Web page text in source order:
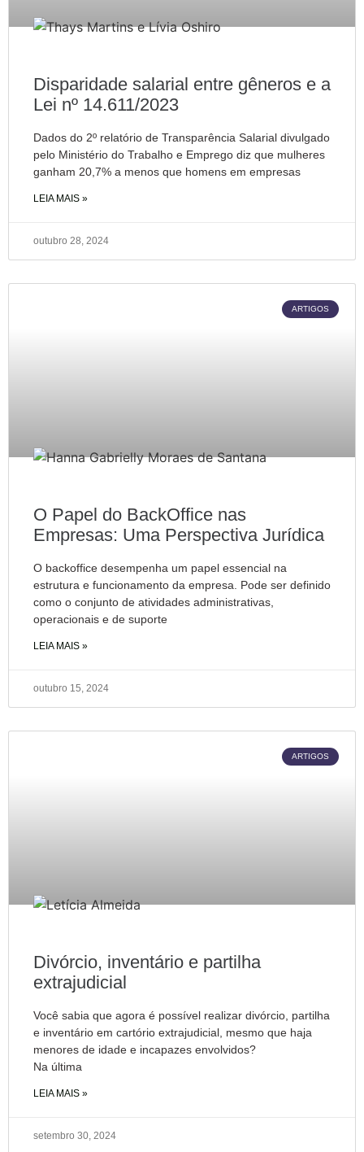
Disparidade salarial entre gêneros e a
Lei nº 14.611/2023
Dados do 2º relatório de Transparência Salarial divulgado
pelo Ministério do Trabalho e Emprego diz que mulheres
ganham 20,7% a menos que homens em empresas
LEIA MAIS »
outubro 28, 2024
ARTIGOS
O Papel do BackOffice nas
Empresas: Uma Perspectiva Jurídica
O backoffice desempenha um papel essencial na
estrutura e funcionamento da empresa. Pode ser definido
como o conjunto de atividades administrativas,
operacionais e de suporte
LEIA MAIS »
outubro 15, 2024
ARTIGOS
Divórcio, inventário e partilha
extrajudicial
Você sabia que agora é possível realizar divórcio, partilha
e inventário em cartório extrajudicial, mesmo que haja
menores de idade e incapazes envolvidos?
Na última
LEIA MAIS »
setembro 30, 2024